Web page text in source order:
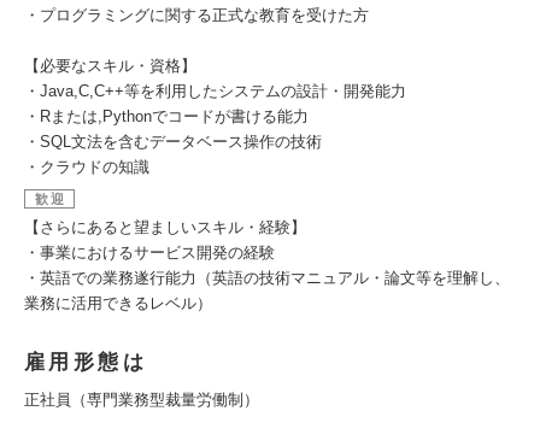
・プログラミングに関する正式な教育を受けた方
【必要なスキル・資格】
・Java,C,C++等を利用したシステムの設計・開発能力
・Rまたは,Pythonでコードが書ける能力
・SQL文法を含むデータベース操作の技術
・クラウドの知識
歓迎
【さらにあると望ましいスキル・経験】
・事業におけるサービス開発の経験
・英語での業務遂行能力（英語の技術マニュアル・論文等を理解し、
業務に活用できるレベル）
雇用形態は
正社員（専門業務型裁量労働制）